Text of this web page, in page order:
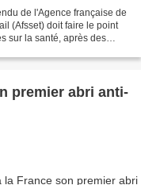
de l'Agence française de
(Afsset) doit faire le point
sur la santé, après des
premier abri anti-